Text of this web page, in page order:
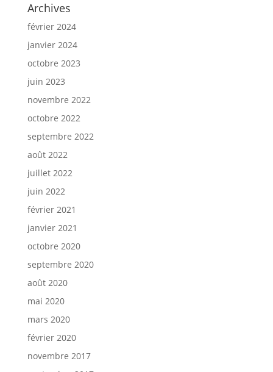
Archives
février 2024
janvier 2024
octobre 2023
juin 2023
novembre 2022
octobre 2022
septembre 2022
août 2022
juillet 2022
juin 2022
février 2021
janvier 2021
octobre 2020
septembre 2020
août 2020
mai 2020
mars 2020
février 2020
novembre 2017